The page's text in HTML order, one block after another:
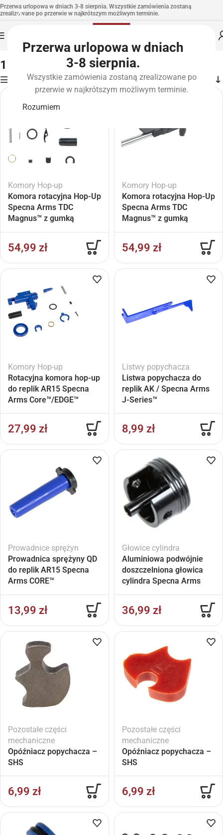
Przerwa urlopowa w dniach
3-8 sierpnia.
Wszystkie zamówienia zostaną zrealizowane po
przerwie w najkrótszym możliwym terminie.
Rozumiem
Przerwa urlopowa w dniach 3-8 sierpnia. Wszystkie zamówienia zostaną
zrealizowane po przerwie w najkrótszym możliwym terminie.
Strona główna»Atrybut produktu: Waga produktu [g]
10
Filters
Komory Hop-up
Komora rotacyjna Hop-Up
Specna Arms TDC
Magnus™ z gumką
54,99 zł
Komory Hop-up
Komora rotacyjna Hop-Up
Specna Arms TDC
Magnus™ z gumką
54,99 zł
Komory Hop-up
Rotacyjna komora hop-up
do replik AR15 Specna
Arms Core™/EDGE™
27,99 zł
Listwy popychacza
Listwa popychacza do
replik AK / Specna Arms
J-Series™
8,99 zł
Prowadnice sprężyn
Prowadnica sprężyny QD
do replik AR15 Specna
Arms CORE™
13,99 zł
Głowice cylindra
Aluminiowa podwójnie
doszczelniona głowica
cylindra Specna Arms
36,99 zł
Pozostałe części
mechaniczne
Opóźniacz popychacza –
SHS
6,99 zł
Pozostałe części
mechaniczne
Opóźniacz popychacza –
SHS
6,99 zł